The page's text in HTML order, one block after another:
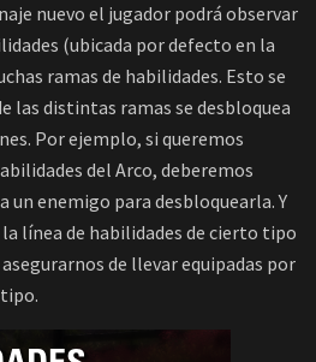
nuevo el jugador podrá observar
(ubicada por defecto en la
ramas de habilidades. Esto se
las distintas ramas se desbloquea
Por ejemplo, si queremos
del Arco, deberemos
un enemigo para desbloquearla. Y
línea de habilidades de cierto tipo
de llevar equipadas por